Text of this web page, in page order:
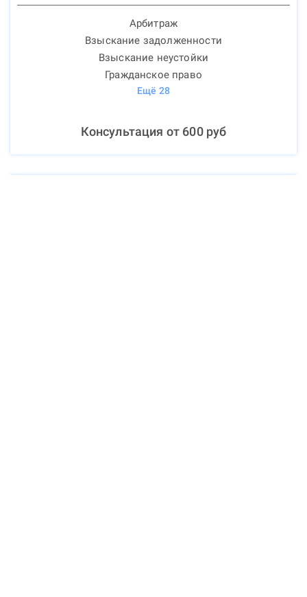
Арбитраж
Взыскание задолженности
Взыскание неустойки
Гражданское право
Ещё 28
Консультация от 600руб